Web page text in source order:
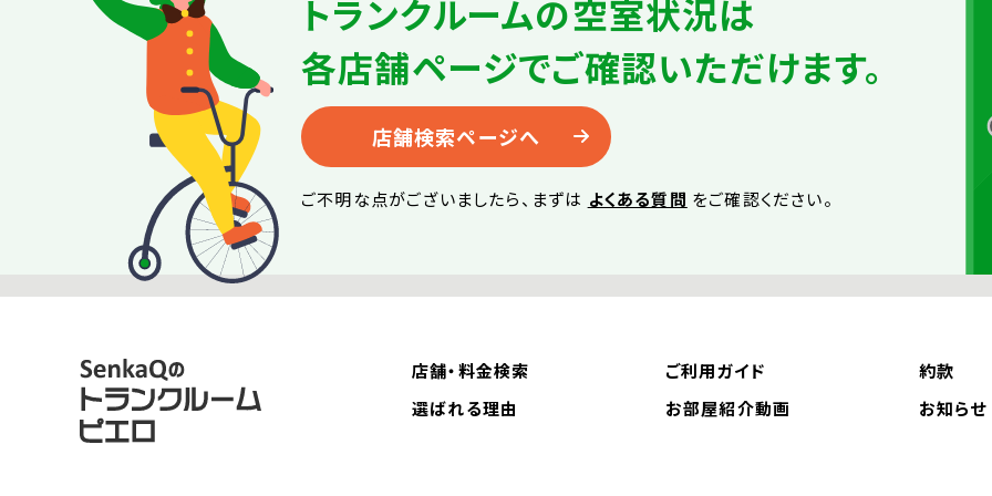
トランクルームの空室状況は
各店舗ページでご確認いただけます。
店舗検索ページへ
ご不明な点がございましたら、 まずは よくある質問 をご確認ください。
店舗・料金検索
選ばれる理由
ご利用ガイド
お部屋紹介動画
約款
お知らせ